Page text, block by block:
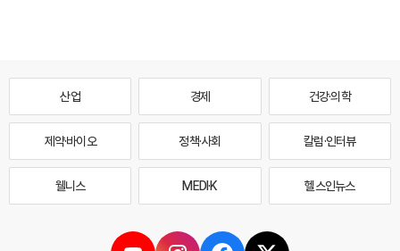
산업 경제 건강·의학
제약·바이오 정책·사회 칼럼·인터뷰
웰니스 MEDI·K 헬스인뉴스